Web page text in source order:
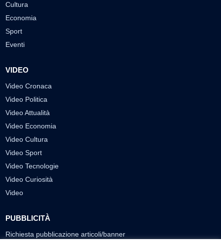
Cultura
Economia
Sport
Eventi
VIDEO
Video Cronaca
Video Politica
Video Attualità
Video Economia
Video Cultura
Video Sport
Video Tecnologie
Video Curiosità
Video
PUBBLICITÀ
Richiesta pubblicazione articoli/banner